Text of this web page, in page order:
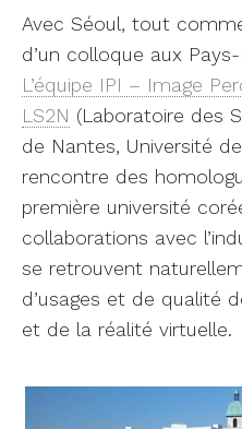
Avec Séoul, tout
d’un colloque aux Pays-
L’équipe IPI – Image
LS2N (Laboratoire des
de Nantes, Université
rencontre des
première université
collaborations avec
se retrouvent
d’usages et de qualité
et de la réalité virtuelle.